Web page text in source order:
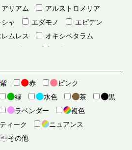
アリアム
アルストロメリア
ャ エダモノ
エピデン
レムレス
オキシペタラム
ニソガラム
カキツ
カーネーション
ガーベラ
キギク
ンセンカ
クジャクソウ
紫 赤
ピンク
緑 水色 茶
黒
ラベンダー
複色
ィーク
ニュアンス
その他